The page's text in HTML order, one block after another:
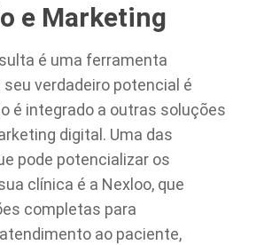
e Marketing
é uma ferramenta
verdadeiro potencial é
é integrado a outras soluções
digital. Uma das
pode potencializar os
clínica é a Nexloo, que
completas para
ao paciente,